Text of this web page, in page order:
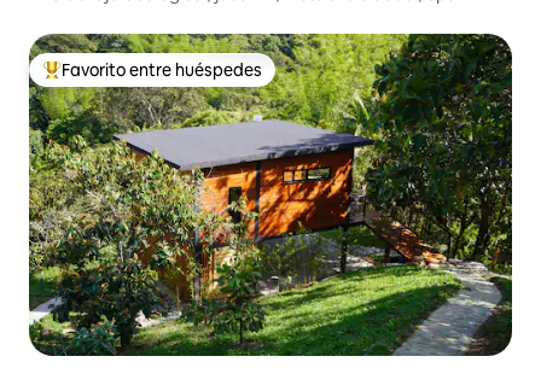
Favorito entre huéspedes preferido
Favorito entre huéspedes